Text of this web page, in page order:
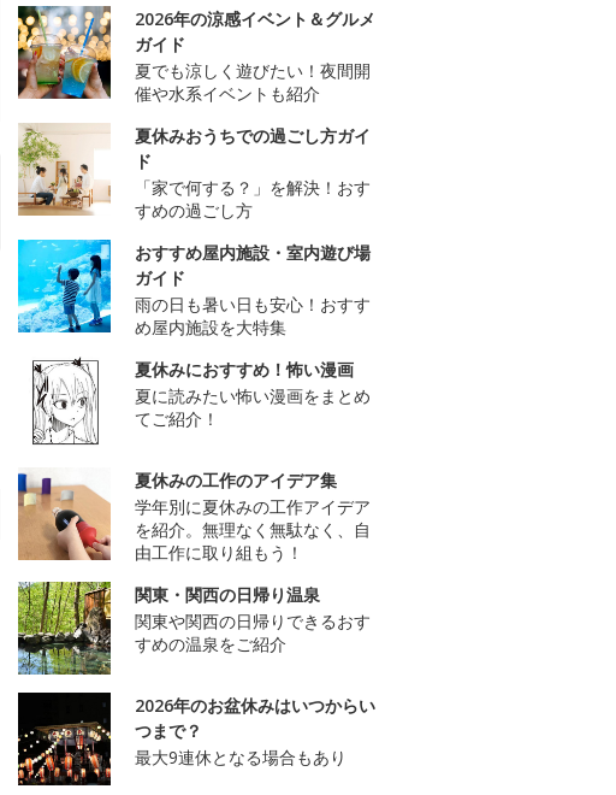
2026年の涼感イベント＆グルメ
ガイド
夏でも涼しく遊びたい！夜間開
催や水系イベントも紹介
夏休みおうちでの過ごし方ガイ
ド
「家で何する？」を解決！おす
すめの過ごし方
おすすめ屋内施設・室内遊び場
ガイド
雨の日も暑い日も安心！おすす
め屋内施設を大特集
夏休みにおすすめ！怖い漫画
夏に読みたい怖い漫画をまとめ
てご紹介！
夏休みの工作のアイデア集
学年別に夏休みの工作アイデア
を紹介。無理なく無駄なく、自
由工作に取り組もう！
関東・関西の日帰り温泉
関東や関西の日帰りできるおす
すめの温泉をご紹介
2026年のお盆休みはいつからい
つまで？
最大9連休となる場合もあり